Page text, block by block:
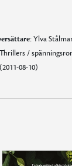
Ylva
/
08-10)